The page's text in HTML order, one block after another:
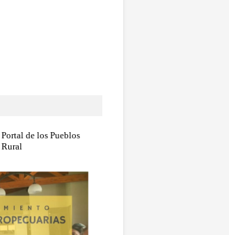
Portal de los Pueblos
Rural